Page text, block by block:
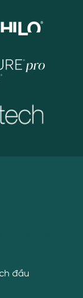
ĐIỀU TRỊ DA
ƯU ĐÃI
đầu